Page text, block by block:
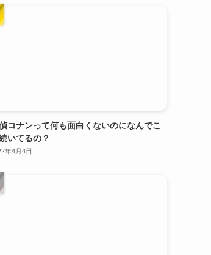
コナンって何も面白くないのになんでこ
いてるの？
年4月4日